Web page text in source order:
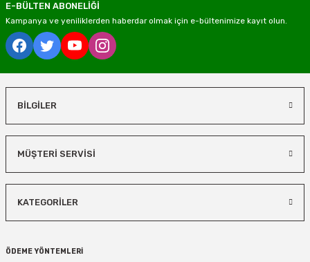
E-BÜLTEN ABONELİĞİ
Kampanya ve yeniliklerden haberdar olmak için e-bültenimize kayıt olun.
BİLGİLER
MÜŞTERİ SERVİSİ
KATEGORİLER
ÖDEME YÖNTEMLERİ